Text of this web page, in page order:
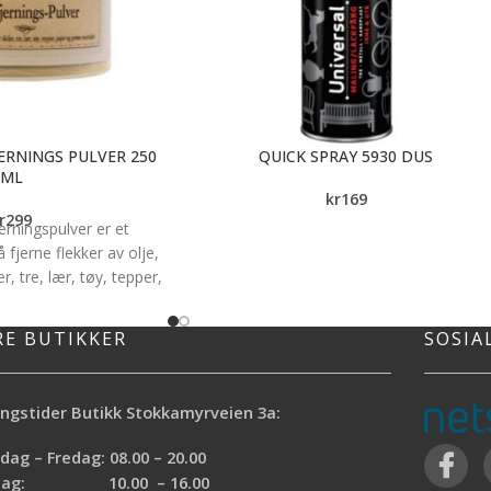
PULVER 250
ML
299
er et
fjerne flekker av olje,
tre, lær, tøy, tepper,
brukes sammen
Møbelrens.
som olje,voks
flekker som vin,kaffe
misfarger ikke
QUICK SPRAY 5930 DUS
kr169
BUTIKKER
Butikk Stokkamyrveien 3a:
– Fredag: 08.00 – 20.00
10.00 – 16.00